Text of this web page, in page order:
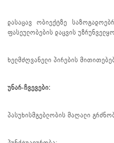
დასაცავ ობიექტზე
ფასეულობების დაცვის
ხელმძღვანელი პირების
უნარ-ჩვევები:
პასუხისმგებლობის მაღალი